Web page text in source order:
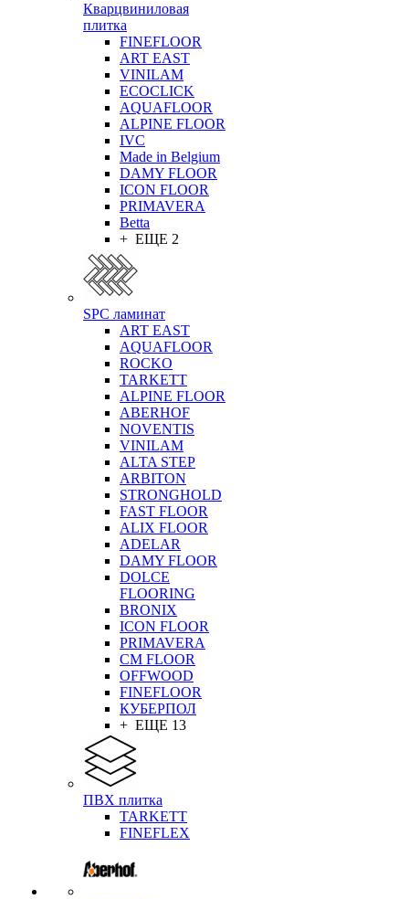
Кварцвиниловая
плитка
FINEFLOOR
ART EAST
VINILAM
ECOCLICK
AQUAFLOOR
ALPINE FLOOR
IVC
Made in Belgium
DAMY FLOOR
ICON FLOOR
PRIMAVERA
Betta
+ ЕЩЕ 2
SPC ламинат
ART EAST
AQUAFLOOR
ROCKO
TARKETT
ALPINE FLOOR
ABERHOF
NOVENTIS
VINILAM
ALTA STEP
ARBITON
STRONGHOLD
FAST FLOOR
ALIX FLOOR
ADELAR
DAMY FLOOR
DOLCE
FLOORING
BRONIX
ICON FLOOR
PRIMAVERA
CM FLOOR
OFFWOOD
FINEFLOOR
КУБЕРПОЛ
+ ЕЩЕ 13
ПВХ плитка
TARKETT
FINEFLEX